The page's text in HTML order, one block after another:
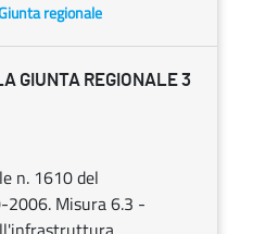
regionale
GIUNTA REGIONALE 3
n. 1610 del
Misura 6.3 -